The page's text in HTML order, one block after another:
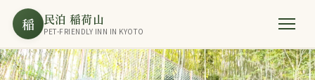
稲 民泊 稲荷山
PET-FRIENDLY INN IN KYOTO